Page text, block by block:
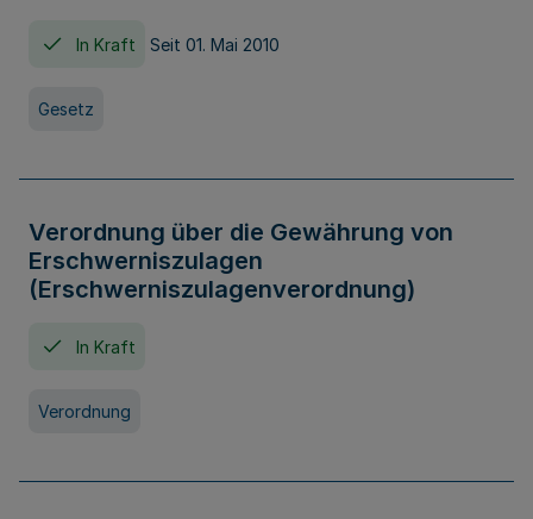
In Kraft Seit 01. Mai 2010
Gesetz
Verordnung über die Gewährung von
Erschwerniszulagen
(Erschwerniszulagenverordnung)
In Kraft
Verordnung